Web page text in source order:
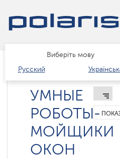
Виберіть мову
Русский
Каталог розумний дім
УМНЫЕ
РОБОТЫ-
МОЙЩИКИ
ОКОН